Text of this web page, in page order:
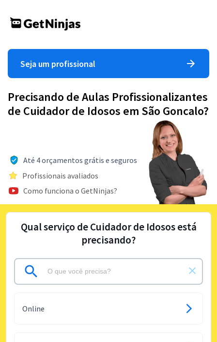
Seja um profissional
Precisando de Aulas Profissionalizantes
de Cuidador de Idosos em São Goncalo?
Até 4 orçamentos grátis e seguros
Profissionais avaliados
Como funciona o GetNinjas?
Qual serviço de Cuidador de Idosos está
precisando?
Online